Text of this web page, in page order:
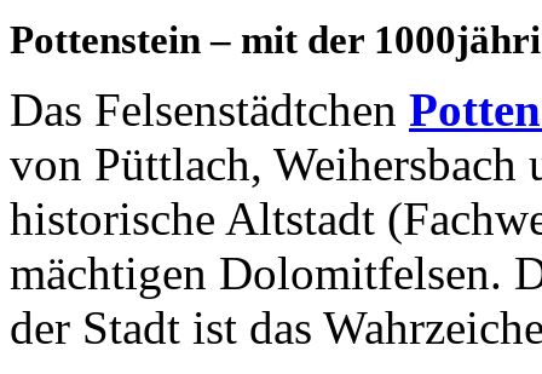
Pottenstein – mit der
Das Felsenstädtchen
von Püttlach, Weihersbach
historische Altstadt
mächtigen Dolomitfelsen.
der Stadt ist das